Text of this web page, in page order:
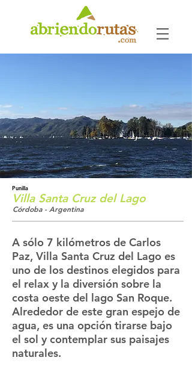
Punilla
Villa Santa Cruz del Lago
Córdoba - Argentina
A sólo 7 kilómetros de Carlos
Paz, Villa Santa Cruz del Lago es
uno de los destinos elegidos para
el relax y la diversión sobre la
costa oeste del lago San Roque.
Alrededor de este gran espejo de
agua, es una opción tirarse bajo
el sol y contemplar sus paisajes
naturales.